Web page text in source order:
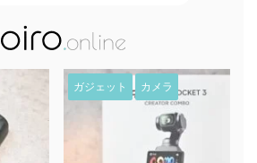
ガジェット カメラ